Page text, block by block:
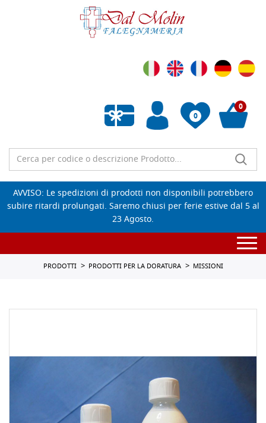
0
Wishlist vuota
0
AVVISO: Le spedizioni di prodotti non disponibili potrebbero
subire ritardi prolungati. Saremo chiusi per ferie estive dal 5 al
23 Agosto.
PRODOTTI PRODOTTI PER LA DORATURA MISSIONI